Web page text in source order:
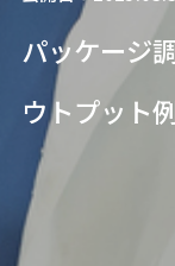
パッケージ
ウトプット